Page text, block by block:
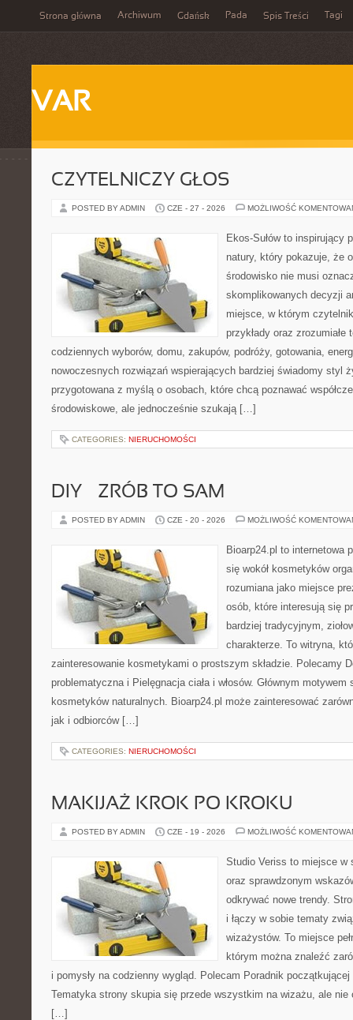
Strona główna Archiwum Gdańsk Pada Spis Treści Tagi
VAR
CZYTELNICZY GŁOS
POSTED BY ADMIN CZE - 27 - 2026 MOŻLIWOŚĆ
Ekos-Sułów to inspirujący
natury, który pokazuje, że
środowisko nie musi
skomplikowanych decyzji
miejsce, w którym
przykłady oraz
codziennych wyborów, domu, zakupów, podróży, gotowania,
nowoczesnych rozwiązań wspierających bardziej świadomy styl
przygotowana z myślą o osobach, które chcą poznawać
środowiskowe, ale jednocześnie szukają […]
CATEGORIES: NIERUCHOMOŚCI
DIY – ZRÓB TO SAM
POSTED BY ADMIN CZE - 20 - 2026 MOŻLIWOŚĆ
Bioarp24.pl to internetowa
się wokół kosmetyków
rozumiana jako miejsce
osób, które interesują się
bardziej tradycyjnym,
charakterze. To witryna,
zainteresowanie kosmetykami o prostszym składzie. Polecamy
problematyczna i Pielęgnacja ciała i włosów. Głównym
kosmetyków naturalnych. Bioarp24.pl może zainteresować
jak i odbiorców […]
CATEGORIES: NIERUCHOMOŚCI
MAKIJAŻ KROK PO KROKU
POSTED BY ADMIN CZE - 19 - 2026 MOŻLIWOŚĆ
Studio Veriss to miejsce w
oraz sprawdzonym
odkrywać nowe trendy.
i łączy w sobie tematy
wizażystów. To miejsce
którym można znaleźć
i pomysły na codzienny wygląd. Polecam Poradnik
Tematyka strony skupia się przede wszystkim na wizażu, ale nie
[…]